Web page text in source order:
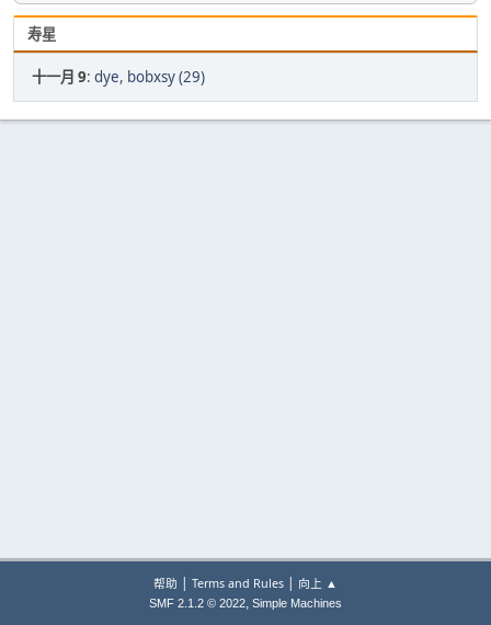
寿星
十一月 9: dye, bobxsy (29)
帮助 | Terms and Rules | 向上 ▲
SMF 2.1.2 © 2022, Simple Machines